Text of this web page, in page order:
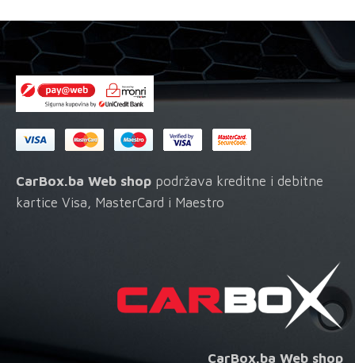
CarBox.ba Web shop podržava kreditne i debitne
kartice Visa, MasterCard i Maestro
CarBox.ba Web shop